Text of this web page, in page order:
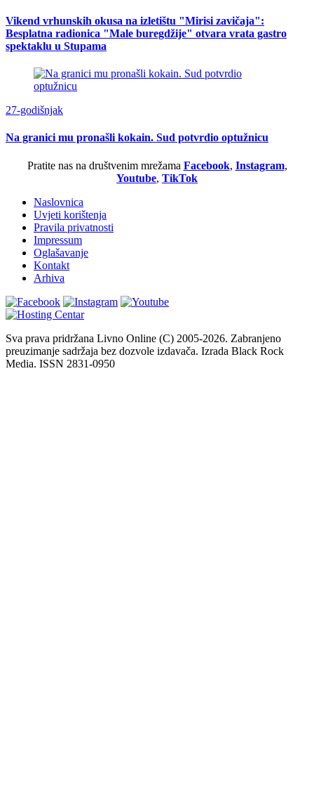
Vikend vrhunskih okusa na izletištu "Mirisi zavičaja":
Besplatna radionica "Male buregdžije" otvara vrata gastro
spektaklu u Stupama
27-godišnjak
Na granici mu pronašli kokain. Sud potvrdio optužnicu
Pratite nas na društvenim mrežama Facebook, Instagram,
Youtube, TikTok
Naslovnica
Uvjeti korištenja
Pravila privatnosti
Impressum
Oglašavanje
Kontakt
Arhiva
Sva prava pridržana Livno Online (C) 2005-2026. Zabranjeno
preuzimanje sadržaja bez dozvole izdavača. Izrada Black Rock
Media. ISSN 2831-0950